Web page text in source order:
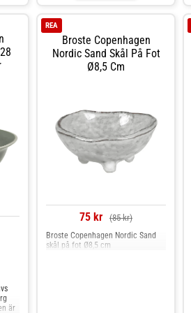
är
Broste Copenhagen
Nordic Sand Skål På Fot
Ø8,5 Cm
REA
75 kr (85 kr)
Broste Copenhagen Nordic Sand
skål på fot Ø8,5 cm